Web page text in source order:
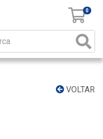
0
VOLTAR